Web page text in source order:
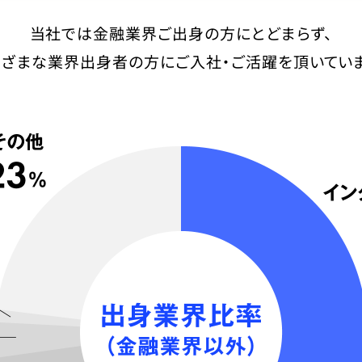
当社では金融業界ご出身の方にとどまらず、
まな業界出身者の方にご入社・ご活躍を頂いてい